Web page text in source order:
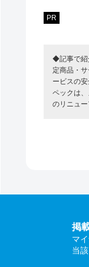
PR
◆記事で紹
定商品・
ービスの
ペックは
のリニュ
掲
マ
当